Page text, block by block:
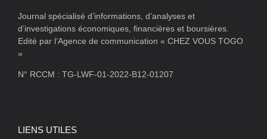
Journal spécialisé d’informations, d’analyses et
d’investigations économiques, financières et boursières.
Edité par l’Agence de communication « CHEZ VOUS TOGO
»
N° RCCM : TG-LWF-01-2022-B12-01207
LIENS UTILES